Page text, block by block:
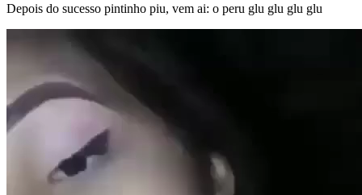
Depois do sucesso pintinho piu, vem ai: o peru glu glu glu glu